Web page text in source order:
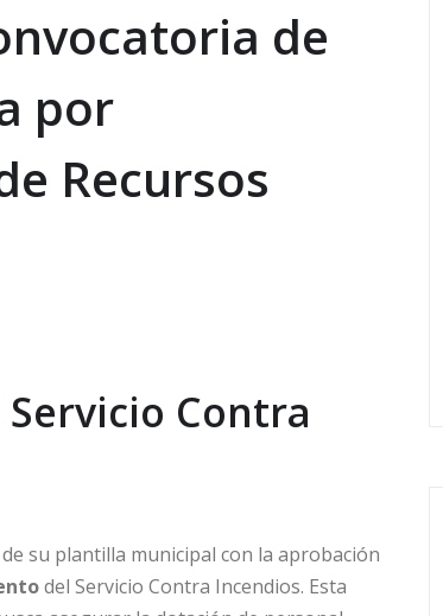
de
por
Recursos
Contra
su plantilla municipal con la aprobación
del Servicio Contra Incendios. Esta